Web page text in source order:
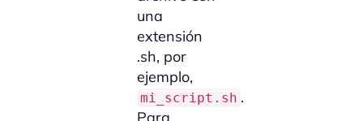
una
extensión
.sh, por
ejemplo,
mi_script.sh .
Para